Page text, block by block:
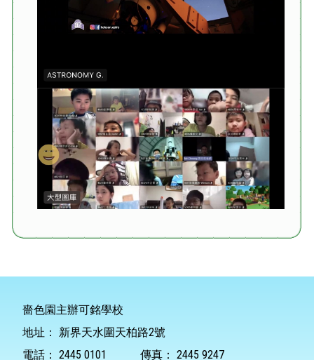
嗇色園主辦可銘學校
地址：
新界天水圍天柏路2號
電話： 2445 0101 傳真： 2445 9247